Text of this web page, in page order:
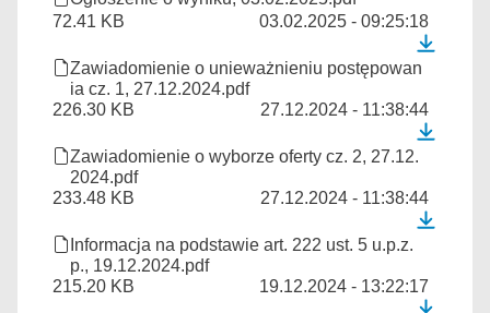
72.41 KB
03.02.2025 - 09:25:18
Zawiadomienie o unieważnieniu postępowan
ia cz. 1, 27.12.2024.pdf
226.30 KB
27.12.2024 - 11:38:44
Zawiadomienie o wyborze oferty cz. 2, 27.12.
2024.pdf
233.48 KB
27.12.2024 - 11:38:44
Informacja na podstawie art. 222 ust. 5 u.p.z.
p., 19.12.2024.pdf
215.20 KB
19.12.2024 - 13:22:17